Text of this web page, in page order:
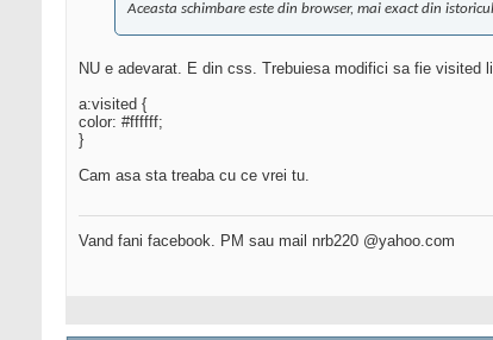
Aceasta schimbare este din browser, mai exact din
NU e adevarat. E din css. Trebuiesa modifici sa fie visited
a:visited {
color: #ffffff;
}
Cam asa sta treaba cu ce vrei tu.
Vand fani facebook. PM sau mail nrb220 @yahoo.com